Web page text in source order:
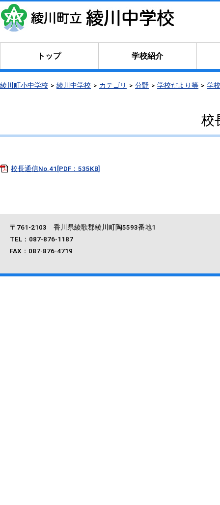
トップ 学校紹介
綾川町小中学校 綾川中学校 カテゴリ 分野 学校だより等 学
校
校長通信No.41[PDF：535KB]
〒761‐2103 香川県綾歌郡綾川町陶5593番地1
TEL：087-876-1187
FAX：087-876-4719